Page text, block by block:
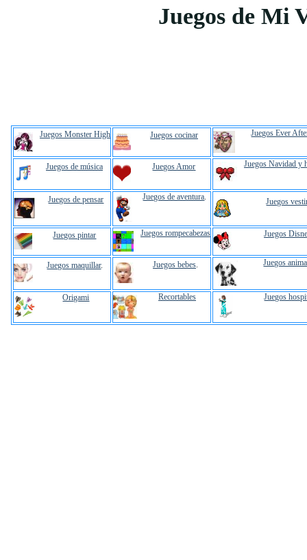
Juegos de Mi
Juegos Monster High Juegos cocinar Juegos Ever
Juegos de música Juegos Amor Juegos Navidad y
Juegos de pensar Juegos de aventura. Juegos
Juegos pintar Juegos rompecabezas Juegos
Juegos maquillar. Juegos bebes. Juegos
Origami Recortables Juegos